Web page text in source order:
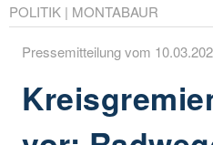
POLITIK | MONTABAUR
Pressemitteilung vom